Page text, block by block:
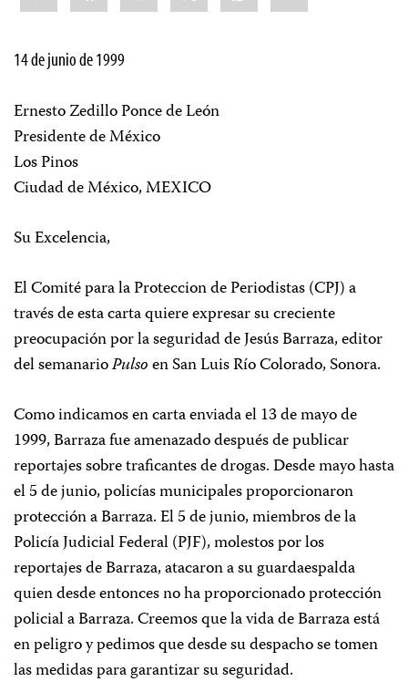
14 de junio de 1999
Ernesto Zedillo Ponce de León
Presidente de México
Los Pinos
Ciudad de México, MEXICO
Su Excelencia,
El Comité para la Proteccion de Periodistas (CPJ) a
través de esta carta quiere expresar su creciente
preocupación por la seguridad de Jesús Barraza, editor
del semanarioPulsoen San Luis Río Colorado, Sonora.
Como indicamos en carta enviada el 13 de mayo de
1999, Barraza fue amenazado después de publicar
reportajes sobre traficantes de drogas. Desde mayo hasta
el 5 de junio, policías municipales proporcionaron
protección a Barraza. El 5 de junio, miembros de la
Policía Judicial Federal (PJF), molestos por los
reportajes de Barraza, atacaron a su guardaespalda
quien desde entonces no ha proporcionado protección
policial a Barraza. Creemos que la vida de Barraza está
en peligro y pedimos que desde su despacho se tomen
las medidas para garantizar su seguridad.